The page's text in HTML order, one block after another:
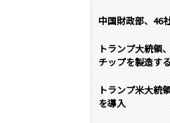
中国財政部、46
トランプ大統領
チップを製造す
トランプ米大統
を導入